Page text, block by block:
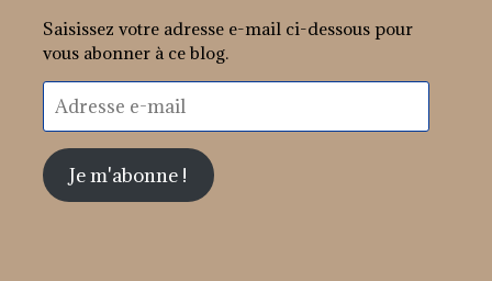
Saisissez votre adresse e-mail ci-dessous pour
vous abonner à ce blog.
Adresse
e-
Je m'abonne !